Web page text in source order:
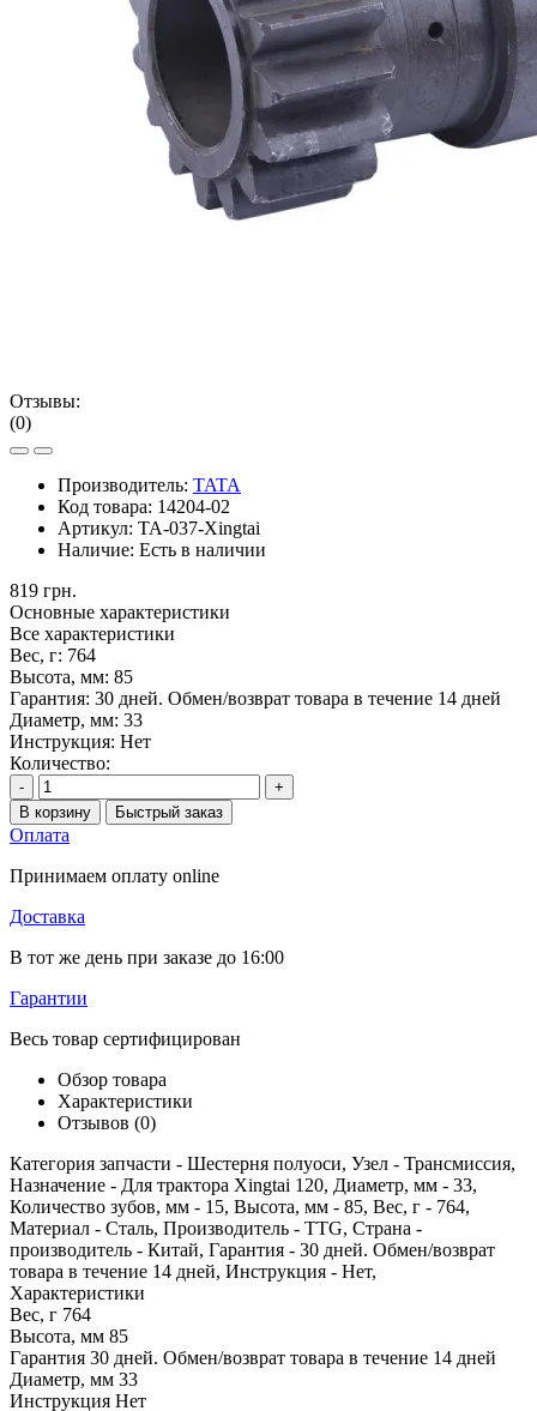
Отзывы:
(0)
Производитель: TATA
Код товара: 14204-02
Артикул: TA-037-Xingtai
Наличие: Есть в наличии
819 грн.
Основные характеристики
Все характеристики
Вес, г: 764
Высота, мм: 85
Гарантия: 30 дней. Обмен/возврат товара в течение 14 дней
Диаметр, мм: 33
Инструкция: Нет
Количество:
-
+
В корзину
Быстрый заказ
Оплата
Принимаем оплату online
Доставка
В тот же день при заказе до 16:00
Гарантии
Весь товар сертифицирован
Обзор товара
Характеристики
Отзывов (0)
Категория запчасти - Шестерня полуоси, Узел - Трансмиссия,
Назначение - Для трактора Xingtai 120, Диаметр, мм - 33,
Количество зубов, мм - 15, Высота, мм - 85, Вес, г - 764,
Материал - Сталь, Производитель - TTG, Страна -
производитель - Китай, Гарантия - 30 дней. Обмен/возврат
товара в течение 14 дней, Инструкция - Нет,
Характеристики
Вес, г 764
Высота, мм 85
Гарантия 30 дней. Обмен/возврат товара в течение 14 дней
Диаметр, мм 33
Инструкция Нет